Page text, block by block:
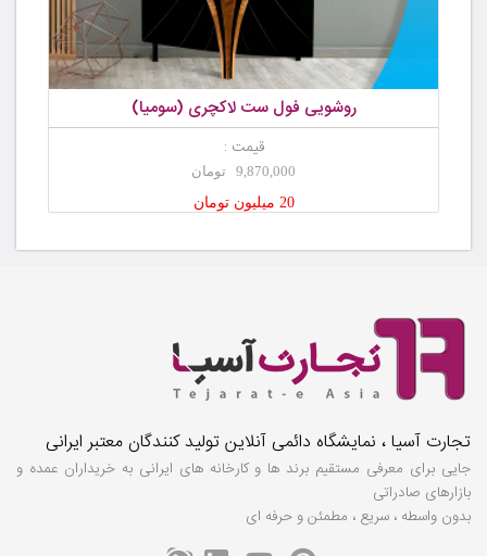
روشویی فول ست لاکچری (سومیا)
قیمت :
9,870,000 تومان
20 میلیون تومان
تجارت آسیا ، نمایشگاه دائمی آنلاین تولید کنندگان معتبر ایرانی
جایی برای معرفی مستقیم برند ها و کارخانه های ایرانی به خریداران عمده و
بازارهای صادراتی
بدون واسطه ، سریع ، مطمئن و حرفه ای